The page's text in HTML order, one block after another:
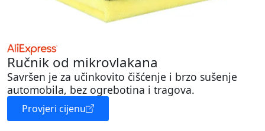
Ručnik od mikrovlakana
Savršen je za učinkovito čišćenje i brzo sušenje
automobila, bez ogrebotina i tragova.
Provjeri cijenu